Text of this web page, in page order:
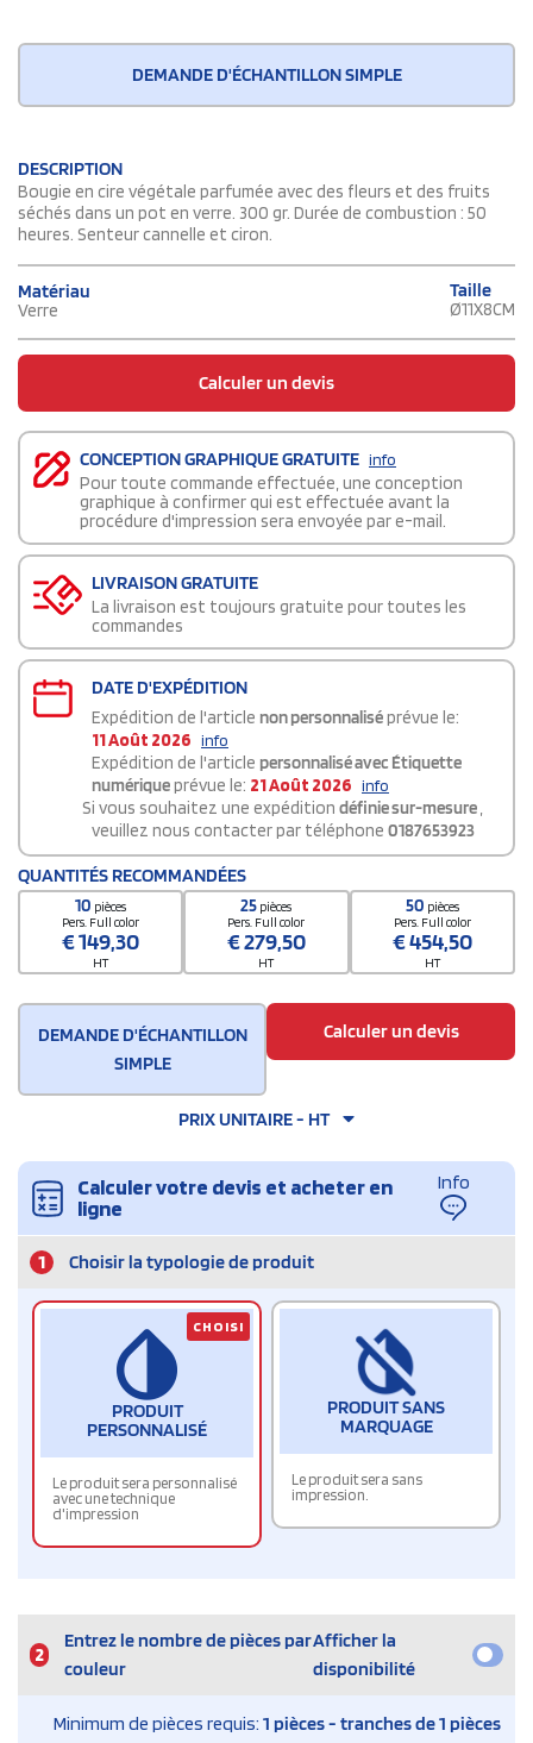
DEMANDE D'ÉCHANTILLON SIMPLE
DESCRIPTION
Bougie en cire végétale parfumée avec des fleurs et des fruits
séchés dans un pot en verre. 300 gr. Durée de combustion : 50
heures. Senteur cannelle et ciron.
Matériau
Verre
Taille
Ø11X8CM
Calculer un devis
CONCEPTION GRAPHIQUE GRATUITE info
Pour toute commande effectuée, une conception
graphique à confirmer qui est effectuée avant la
procédure d'impression sera envoyée par e-mail.
LIVRAISON GRATUITE
La livraison est toujours gratuite pour toutes les
commandes
DATE D'EXPÉDITION
Expédition de l'article non personnaliséprévue le:
11 Août 2026 info
Expédition de l'article personnalisé avec Étiquette
numériqueprévue le: 21 Août 2026 info
Si vous souhaitez une expédition définie sur-mesure,
veuillez nous contacter par téléphone 0187653923
QUANTITÉS RECOMMANDÉES
10 pièces
Pers. Full color
€149,30
HT
25 pièces
Pers. Full color
€279,50
HT
50 pièces
Pers. Full color
€454,50
HT
DEMANDE D'ÉCHANTILLON
SIMPLE
Calculer un devis
PRIX UNITAIRE - HT
Calculer votre devis et acheter en
ligne
Info
1 Choisir la typologie de produit
PRODUIT
PERSONNALISÉ
Le produit sera personnalisé
avec une technique
d'impression
CHOISI
PRODUIT SANS
MARQUAGE
Le produit sera sans
impression.
2
Entrez le nombre de pièces par
couleur
Afficher la
disponibilité
Minimum de pièces requis: 1 pièces - tranches de 1 pièces